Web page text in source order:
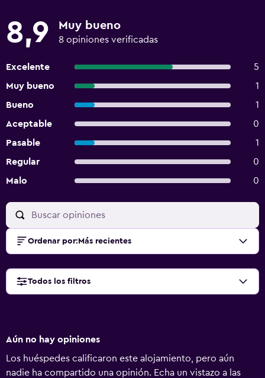
8,9 Muy bueno
8 opiniones verificadas
Excelente
5
Muy bueno
1
Bueno
1
Aceptable
0
Pasable
1
Regular
0
Malo
0
Ordenar por: Más recientes
Todos los filtros
Aún no hay opiniones
Los huéspedes calificaron este alojamiento, pero aún
nadie ha compartido una opinión. Echa un vistazo a las